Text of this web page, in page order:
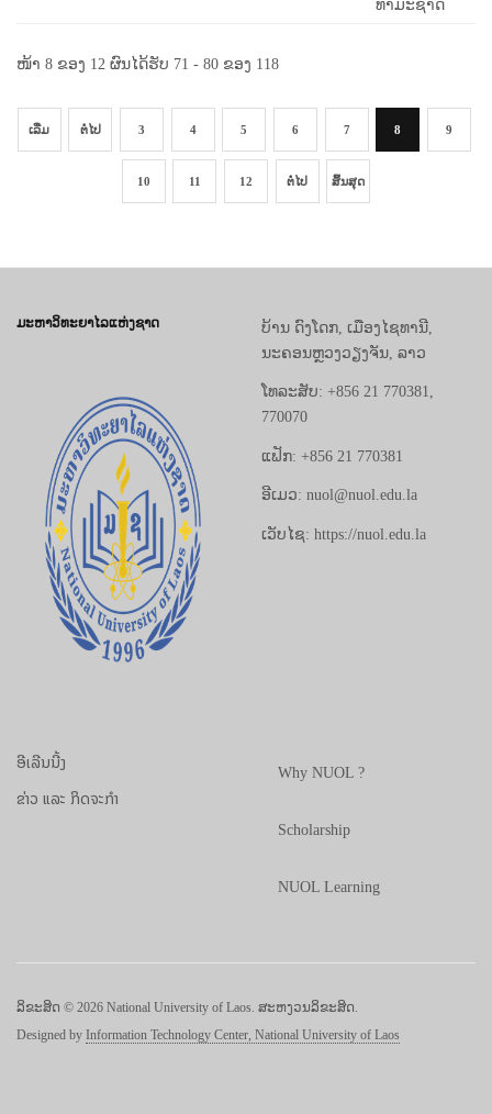
ທຳມະຊາດ
ໜ້າ 8 ຂອງ 12 ຜົນໄດ້ຮັບ 71 - 80 ຂອງ 118
ເລີ່ມ ຕໍ່ໄປ 3 4 5 6 7 8 9
10 11 12 ຕໍ່ໄປ ສິ້ນສຸດ
ມະຫາວິທະຍາໄລແຫ່ງຊາດ
ບ້ານ ດົງໂດກ, ເມືອງໄຊທານີ,
ນະຄອນຫຼວງວຽງຈັນ, ລາວ
ໂທລະສັບ: +856 21 770381,
770070
ແຟັກ: +856 21 770381
ອີເມວ: nuol@nuol.edu.la
ເວັບໄຊ: https://nuol.edu.la
ອີເລີນນີ້ງ
ຂ່າວ ແລະ ກິດຈະກຳ
Why NUOL ?
Scholarship
NUOL Learning
ລິຂະສິດ © 2026 National University of Laos. ສະຫງວນລິຂະສິດ.
Designed by Information Technology Center, National University of Laos